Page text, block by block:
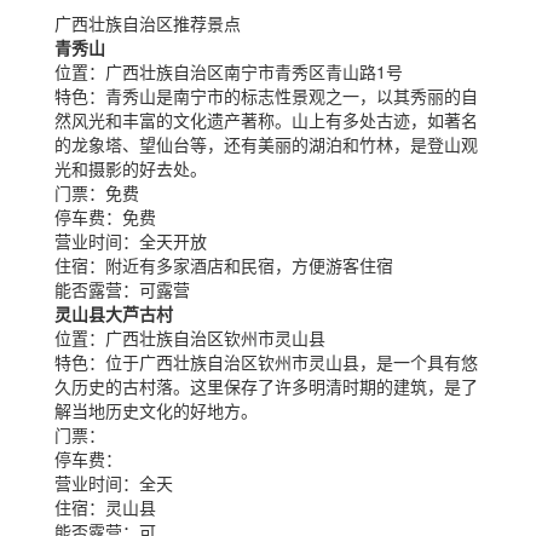
广西壮族自治区推荐景点
青秀山
位置： 广西壮族自治区南宁市青秀区青山路1号
特色： 青秀山是南宁市的标志性景观之一，以其秀丽的自
然风光和丰富的文化遗产著称。山上有多处古迹，如著名
的龙象塔、望仙台等，还有美丽的湖泊和竹林，是登山观
光和摄影的好去处。
门票： 免费
停车费： 免费
营业时间： 全天开放
住宿： 附近有多家酒店和民宿，方便游客住宿
能否露营： 可露营
灵山县大芦古村
位置： 广西壮族自治区钦州市灵山县
特色： 位于广西壮族自治区钦州市灵山县，是一个具有悠
久历史的古村落。这里保存了许多明清时期的建筑，是了
解当地历史文化的好地方。
门票：
停车费：
营业时间： 全天
住宿： 灵山县
能否露营： 可